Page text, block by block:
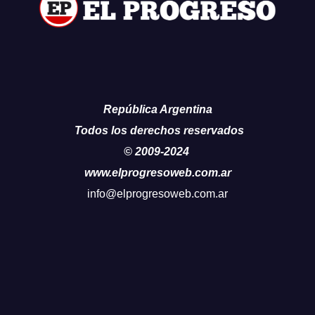
República Argentina
Todos los derechos reservados
© 2009-2024
www.elprogresoweb.com.ar
info@elprogresoweb.com.ar